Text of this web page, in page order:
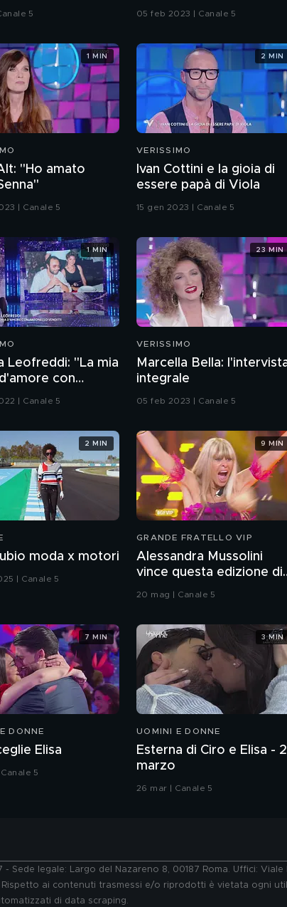
amore
5 05 feb 2023 | Canale 5
"Ho amato
| Canale 5
1 MIN
VERISSIMO
Ivan Cottini e la gioia di
essere papà di Viola
15 gen 2023 | Canale 5
2 MIN
Leofreddi: "La mia
con
Venditti"
| Canale 5
1 MIN
VERISSIMO
Marcella Bella:
integrale
05 feb 2023 | Canale 5
23 MIN
moda x motori
| Canale 5
2 MIN
GRANDE FRATELLO VIP
Alessandra Mussolini
vince questa edizione di
Grande Fratello VIP
20 mag | Canale 5
9 MIN
DONNE
Elisa
5
7 MIN
UOMINI E DONNE
Esterna di Ciro e Elisa -
marzo
26 mar | Canale 5
3 MIN
Sede legale: Largo del Nazareno 8, 00187 Roma. Uffici:
ai contenuti trasmessi e/o riprodotti è vietata ogni
di data scraping.